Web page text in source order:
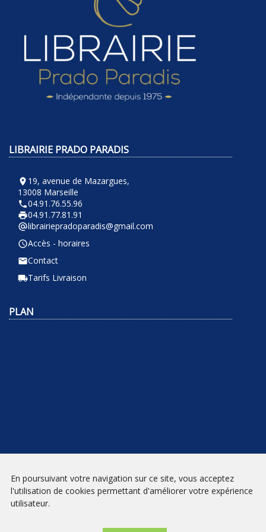
LIBRAIRIE PRADO PARADIS
room 19, avenue de Mazargues,
13008 Marseille
phone04.91.76.55.96
local_printshop04.91.77.81.91
alternate_emaillibrairiepradoparadis@gmail.com
query_builderAccès - horaires
emailContact
local_shippingTarifs Livraison
PLAN
NEWSLETTER
En poursuivant votre navigation sur ce site, vous acceptez
l'utilisation de cookies permettant d'améliorer votre expérience
utilisateur.